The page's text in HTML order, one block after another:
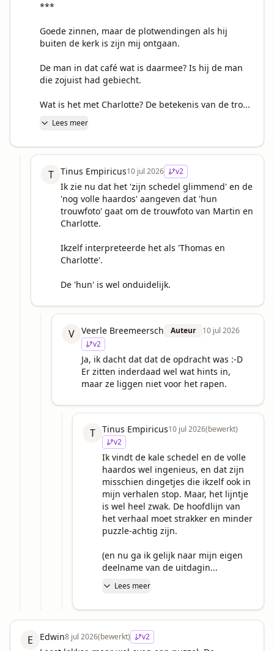
***
Goede zinnen, maar de plotwendingen als hij
buiten de kerk is zijn mij ontgaan.
De man in dat café wat is daarmee? Is hij de man
die zojuist had gebiecht.
Wat is het met Charlotte? De betekenis van de tro...
Lees meer
T Tinus Empiricus10 jul 2026 v2
Ik zie nu dat het 'zijn schedel glimmend' en de
'nog volle haardos' aangeven dat 'hun
trouwfoto' gaat om de trouwfoto van Martin en
Charlotte.
Ikzelf interpreteerde het als 'Thomas en
Charlotte'.
De 'hun' is wel onduidelijk.
V Veerle Breemeersch Auteur
10 jul 2026
v2
Ja, ik dacht dat dat de opdracht was :-D
Er zitten inderdaad wel wat hints in,
maar ze liggen niet voor het rapen.
T Tinus Empiricus10 jul 2026(bewerkt)
v2
Ik vindt de kale schedel en de volle
haardos wel ingenieus, en dat zijn
misschien dingetjes die ikzelf ook in
mijn verhalen stop. Maar, het lijntje
is wel heel zwak. De hoofdlijn van
het verhaal moet strakker en minder
puzzle-achtig zijn.
(en nu ga ik gelijk naar mijn eigen
deelname van de uitdagin...
Lees meer
E Edwin8 jul 2026(bewerkt) v2